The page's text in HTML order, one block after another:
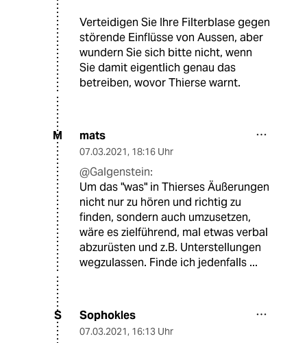
Verteidigen Sie Ihre Filterblase gegen
störende Einflüsse von Aussen, aber
wundern Sie sich bitte nicht, wenn
Sie damit eigentlich genau das
betreiben, wovor Thierse warnt.
M mats
07.03.2021, 18:16 Uhr
@Galgenstein:
Um das "was" in Thierses Äußerungen
nicht nur zu hören und richtig zu
finden, sondern auch umzusetzen,
wäre es zielführend, mal etwas verbal
abzurüsten und z.B. Unterstellungen
wegzulassen. Finde ich jedenfalls ...
S Sophokles
07.03.2021, 16:13 Uhr